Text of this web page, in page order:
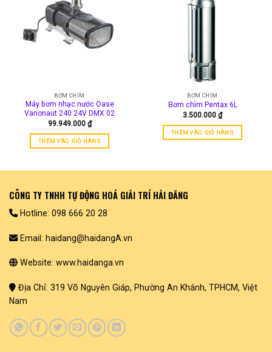
BƠM CHÌM
Máy bơm nhạc nước Oase
Varionaut 240 24V DMX 02
99.949.000 ₫
THÊM VÀO GIỎ HÀNG
BƠM CHÌM
Bơm chìm Pentax 6L
3.500.000 ₫
THÊM VÀO GIỎ HÀNG
CÔNG TY TNHH TỰ ĐỘNG HOÁ GIẢI TRÍ HẢI ĐĂNG
Hotline: 098 666 20 28
Email: haidang@haidangA.vn
Website: www.haidanga.vn
Địa Chỉ: 319 Võ Nguyên Giáp, Phường An Khánh, TPHCM, Việt
Nam